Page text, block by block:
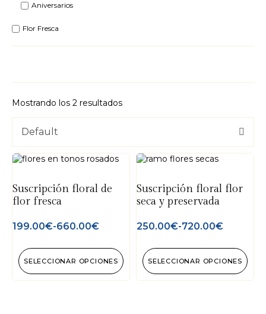
Aniversarios
Flor Fresca
Mostrando los 2 resultados
Default
Suscripción floral de
flor fresca
199.00€-660.00€
SELECCIONAR OPCIONES
Suscripción floral flor
seca y preservada
250.00€-720.00€
SELECCIONAR OPCIONES